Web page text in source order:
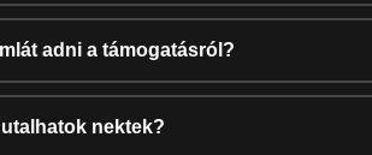
adni a támogatásról?
nektek?